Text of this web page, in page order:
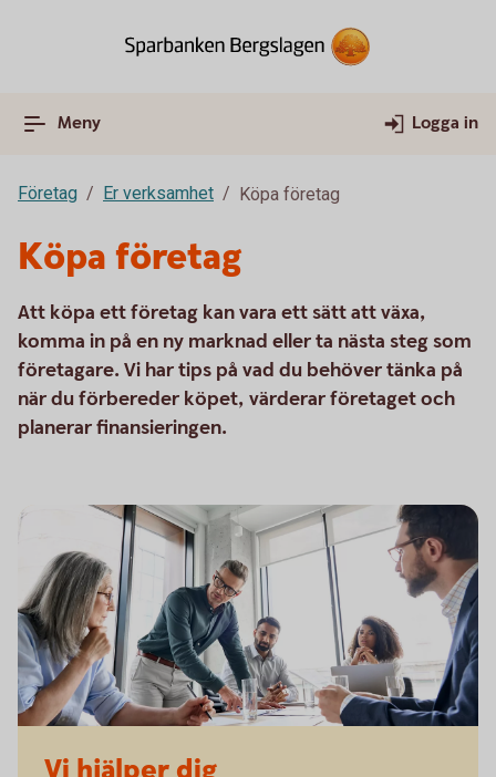
Meny Logga in
Företag Er verksamhet Köpa företag
Köpa företag
Att köpa ett företag kan vara ett sätt att växa,
komma in på en ny marknad eller ta nästa steg som
företagare. Vi har tips på vad du behöver tänka på
när du förbereder köpet, värderar företaget och
planerar finansieringen.